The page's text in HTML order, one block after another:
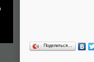
Поделиться…